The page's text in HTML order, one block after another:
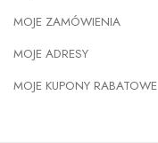
MOJE ZAMÓWIENIA
MOJE ADRESY
MOJE KUPONY RABATOWE